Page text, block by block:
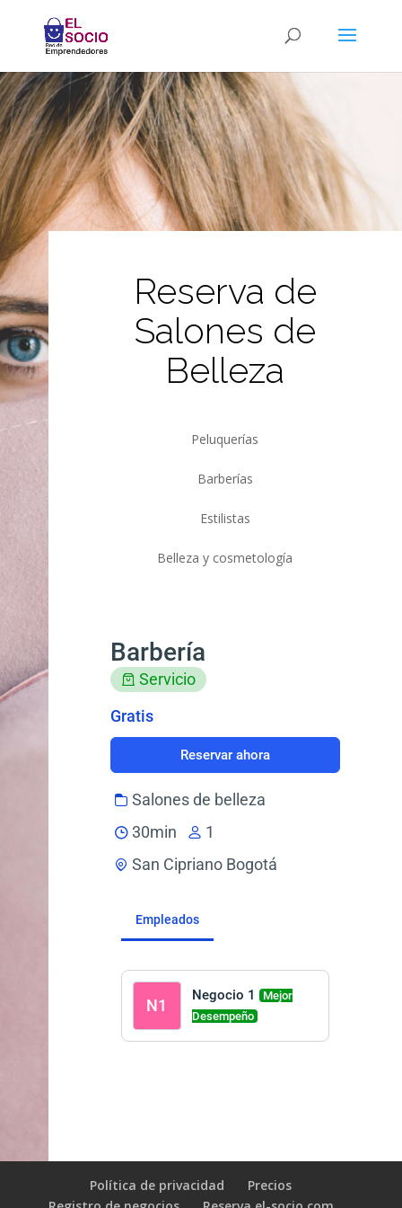
Reserva de
Salones de
Belleza
Peluquerías
Barberías
Estilistas
Belleza y cosmetología
Barbería
Servicio
Gratis
Reservar ahora
Salones de belleza
30min
1
San Cipriano Bogotá
Empleados
N1
Negocio 1
Mejor
Desempeño
Política de privacidad
Precios